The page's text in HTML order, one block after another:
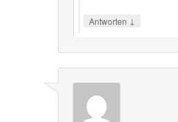
Antworten ↓